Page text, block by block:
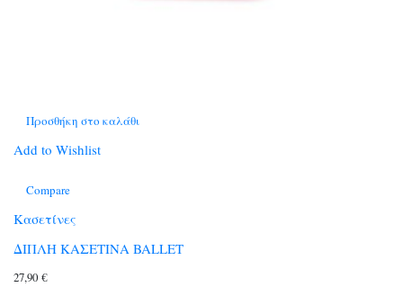
Προσθήκη στο καλάθι
Add to Wishlist
Compare
Κασετίνες
ΔΙΠΛΗ ΚΑΣΕΤΙΝΑ BALLET
27,90 €